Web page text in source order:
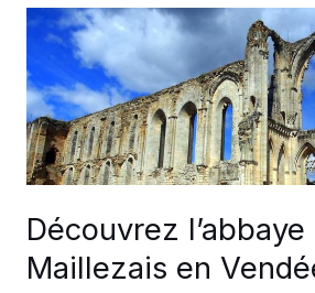
cité
caractère
en
Vendée
Découvrez l’abbaye
Maillezais en